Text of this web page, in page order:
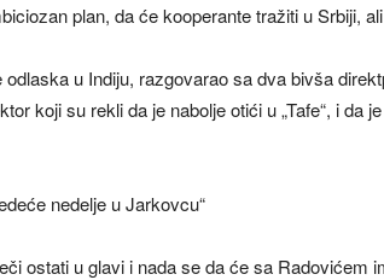
plan, da će kooperante tražiti u Srbiji,
odlaska u Indiju, razgovarao sa dva bivša
koji su rekli da je nabolje otići u „Tafe“, i da
nedelje u Jarkovcu“
ostati u glavi i nada se da će sa Radovićem